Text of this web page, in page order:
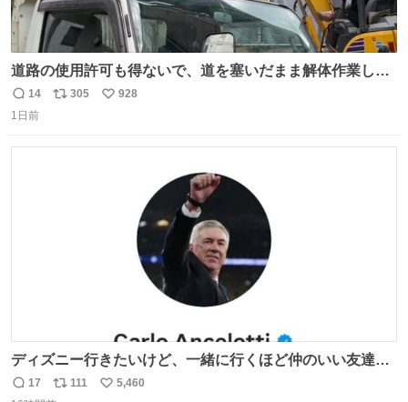
道路の使用許可も得ないで、道を塞いだまま解体作業して
る。 写真を撮ろうとしたら「勝手に写真撮るな馬鹿野郎」
と罵倒されるなど。
返
信
14
リ
305
い
928
1日前
ディズニー行きたいけど、一緒に行くほど仲のいい友達が
居ない… ほんでこれ
返
17
リ
111
い
5,460